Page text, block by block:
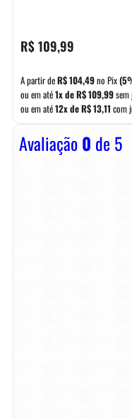
R$109,99
A partir deR$104,49no Pix
ou em até1x deR$109,99
ou em até12x deR$13,11 com
Avaliação0 de 5